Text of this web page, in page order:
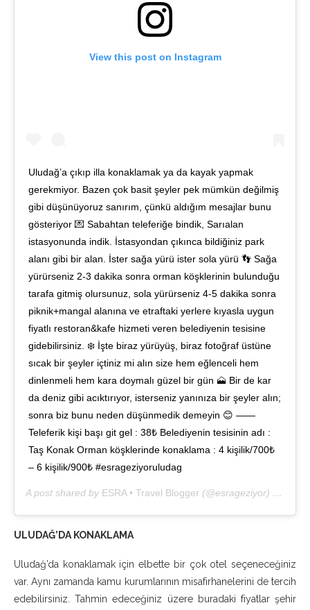
View this post on Instagram
Uludağ’a çıkıp illa konaklamak ya da kayak yapmak
gerekmiyor. Bazen çok basit şeyler pek mümkün değilmiş
gibi düşünüyoruz sanırım, çünkü aldığım mesajlar bunu
gösteriyor 💌 Sabahtan teleferiğe bindik, Sarıalan
istasyonunda indik. İstasyondan çıkınca bildiğiniz park
alanı gibi bir alan. İster sağa yürü ister sola yürü 👣 Sağa
yürürseniz 2-3 dakika sonra orman köşklerinin bulunduğu
tarafa gitmiş olursunuz, sola yürürseniz 4-5 dakika sonra
piknik+mangal alanına ve etraftaki yerlere kıyasla uygun
fiyatlı restoran&kafe hizmeti veren belediyenin tesisine
gidebilirsiniz. ❄️ İşte biraz yürüyüş, biraz fotoğraf üstüne
sıcak bir şeyler içtiniz mi alın size hem eğlenceli hem
dinlenmeli hem kara doymalı güzel bir gün 🗻 Bir de kar
da deniz gibi acıktırıyor, isterseniz yanınıza bir şeyler alın;
sonra biz bunu neden düşünmedik demeyin 😊 ——
Teleferik kişi başı git gel : 38₺ Belediyenin tesisinin adı :
Taş Konak Orman köşklerinde konaklama : 4 kişilik/700₺
– 6 kişilik/900₺ #esrageziyoruludag
A post shared by ESRA • Travel Blogger (@esrageziyor) on
ULUDAĞ’DA KONAKLAMA
Uludağ’da konaklamak için elbette bir çok otel seçeneceğiniz
var. Aynı zamanda kamu kurumlarının misafirhanelerini de tercih
edebilirsiniz. Tahmin edeceğiniz üzere buradaki fiyatlar şehir